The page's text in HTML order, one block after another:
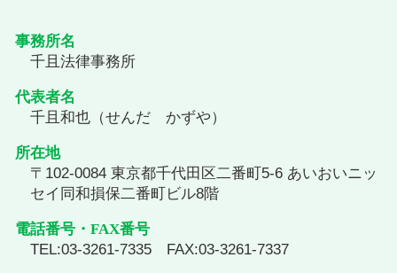
事務所名
千且法律事務所
代表者名
千且和也（せんだ かずや）
所在地
〒102-0084 東京都千代田区二番町5-6 あいおいニッ
セイ同和損保二番町ビル8階
電話番号・FAX番号
TEL:03-3261-7335 FAX:03-3261-7337